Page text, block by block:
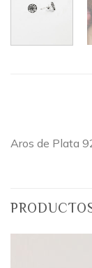
Aros de Plata